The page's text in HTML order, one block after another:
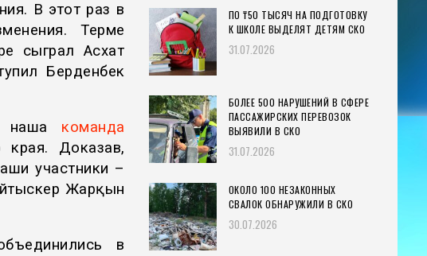
В этот раз в
Терме
сыграл Асхат
Берденбек
наша команда
края. Доказав,
участники –
Жарқын
в
ПО ₸50 ТЫСЯЧ НА ПОДГОТОВКУ
К ШКОЛЕ ВЫДЕЛЯТ ДЕТЯМ СКО
31.07.2026
БОЛЕЕ 500 НАРУШЕНИЙ В СФЕРЕ
ПАССАЖИРСКИХ ПЕРЕВОЗОК
ВЫЯВИЛИ В СКО
31.07.2026
ОКОЛО 100 НЕЗАКОННЫХ
СВАЛОК ОБНАРУЖИЛИ В СКО
30.07.2026